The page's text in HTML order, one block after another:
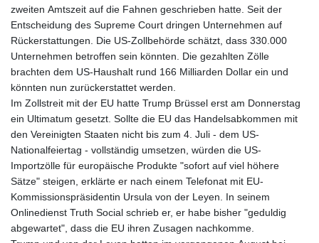
zweiten Amtszeit auf die Fahnen geschrieben hatte. Seit der
Entscheidung des Supreme Court dringen Unternehmen auf
Rückerstattungen. Die US-Zollbehörde schätzt, dass 330.000
Unternehmen betroffen sein könnten. Die gezahlten Zölle
brachten dem US-Haushalt rund 166 Milliarden Dollar ein und
könnten nun zurückerstattet werden.
Im Zollstreit mit der EU hatte Trump Brüssel erst am Donnerstag
ein Ultimatum gesetzt. Sollte die EU das Handelsabkommen mit
den Vereinigten Staaten nicht bis zum 4. Juli - dem US-
Nationalfeiertag - vollständig umsetzen, würden die US-
Importzölle für europäische Produkte "sofort auf viel höhere
Sätze" steigen, erklärte er nach einem Telefonat mit EU-
Kommissionspräsidentin Ursula von der Leyen. In seinem
Onlinedienst Truth Social schrieb er, er habe bisher "geduldig
abgewartet", dass die EU ihren Zusagen nachkomme.